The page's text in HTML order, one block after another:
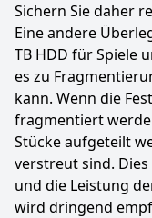
Sichern Sie daher
Eine andere
TB HDD für Spiele
es zu
kann. Wenn die
fragmentiert
Stücke aufgeteilt
verstreut sind.
und die Leistung
wird dringend